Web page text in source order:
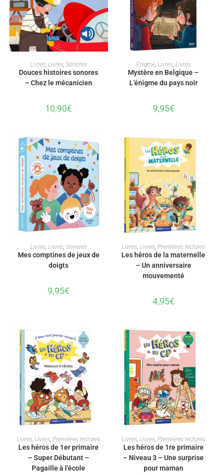
AJOUTER AU PANIER
Livres, Livres, Sonores
Douces histoires sonores
– Chez le mécanicien
10,90€
AJOUTER AU PANIER
Enigme, Livres, Livres
Mystère en Belgique –
L’énigme du pays noir
9,95€
AJOUTER AU PANIER
Livres, Livres, Sonores
Mes comptines de jeux de
doigts
9,95€
AJOUTER AU PANIER
Livres, Livres, Premières lectures
Les héros de la maternelle
– Un anniversaire
mouvementé
4,95€
AJOUTER AU PANIER
Livres,Livres,Premières lectures
Les héros de 1er primaire
– Super Débutant –
Pagaille à l’école
AJOUTER AU PANIER
Livres, Livres, Premières lectures
Les héros de 1re primaire
– Niveau 3 – Une surprise
pour maman